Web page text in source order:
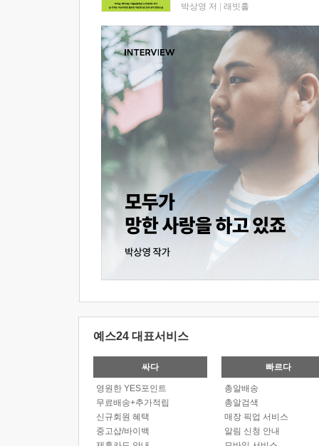
박상영 저 래빗홀
예스24 대표서비스
싸다
영원한 YES포인트
무료배송+추가적립
신규회원 혜택
중고샵/바이백
빠르다
총알배송
총알검색
매장 픽업 서비스
알림 신청 안내